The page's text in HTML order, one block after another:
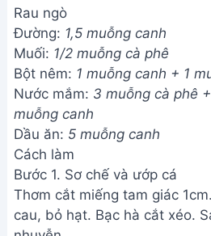
Rau ngò
Đường: 1,5 muỗng canh
Muối: 1/2 muỗng cà phê
Bột nêm: 1 muỗng canh + 1
Nước mắm: 3 muỗng cà phê
muỗng canh
Dầu ăn: 5 muỗng canh
Cách làm
Bước 1. Sơ chế và ướp cá
Thơm cắt miếng tam giác
cau, bỏ hạt. Bạc hà cắt xéo.